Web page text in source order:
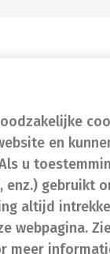
en
u
enz.) gebruikt
altijd
webpagina.
meer